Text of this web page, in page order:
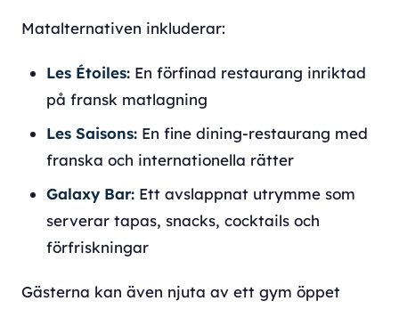
Matalternativen inkluderar:
Les Étoiles: En förfinad restaurang inriktad
på fransk matlagning
Les Saisons: En fine dining-restaurang med
franska och internationella rätter
Galaxy Bar: Ett avslappnat utrymme som
serverar tapas, snacks, cocktails och
förfriskningar
Gästerna kan även njuta av ett gym öppet